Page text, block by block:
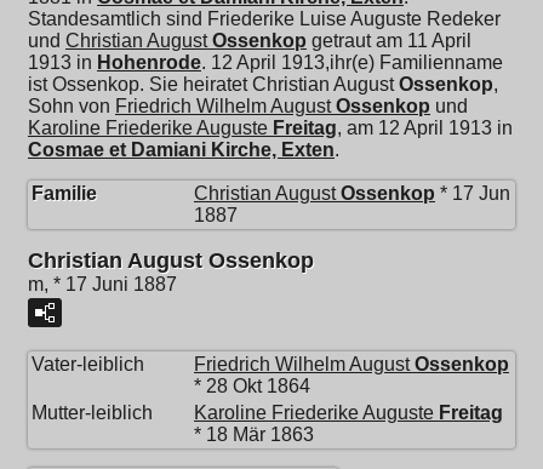
Standesamtlich sind Friederike Luise Auguste Redeker
und Christian August Ossenkop getraut am 11 April
1913 in Hohenrode. 12 April 1913,ihr(e) Familienname
ist Ossenkop. Sie heiratetChristian August Ossenkop,
Sohn von Friedrich Wilhelm August Ossenkop und
Karoline Friederike Auguste Freitag, am 12 April 1913 in
Cosmae et Damiani Kirche, Exten.
Familie Christian August Ossenkop * 17 Jun
1887
Christian August Ossenkop
m, * 17 Juni 1887
Vater-leiblich Friedrich Wilhelm August Ossenkop
* 28 Okt 1864
Mutter-leiblich
Karoline Friederike Auguste Freitag
* 18 Mär 1863